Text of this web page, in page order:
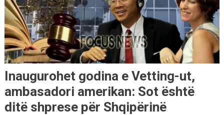
Inaugurohet godina e Vetting-ut,
ambasadori amerikan: Sot është
ditë shprese për Shqipërinë